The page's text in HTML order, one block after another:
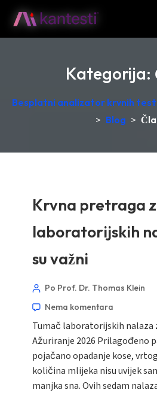
Kategorija:
Besplatni analizator krvnih
> Blog >
Krvna pretraga
laboratorijskih
su važni
Po Prof. Dr. Thomas Klein
Nema komentara
Tumač laboratorijskih nalaza
Ažuriranje 2026 Prilagođeno
pojačano opadanje kose,
količina mlijeka nisu uvijek
manjka sna. Ovih sedam